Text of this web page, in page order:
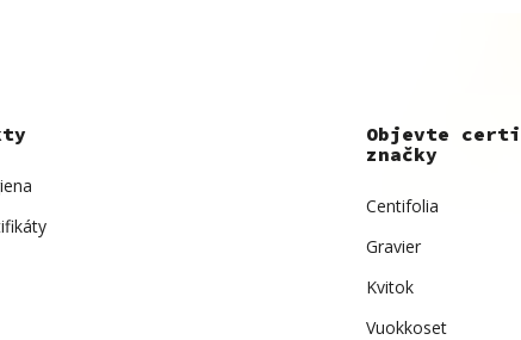
Objevte
značky
Centifolia
Gravier
Kvitok
Vuokkoset